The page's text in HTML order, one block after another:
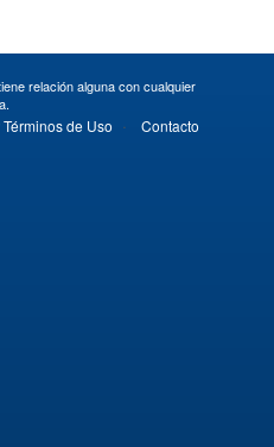
relación alguna con cualquier
de Uso · Contacto